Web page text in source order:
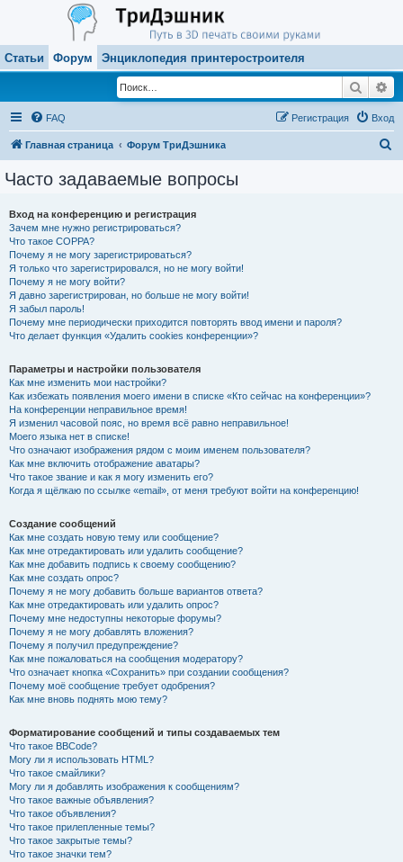
Статьи Форум Энциклопедия принтеростроителя
Поиск
FAQ Вход
Регистрация
Главная страница Форум ТриДэшника
Часто задаваемые вопросы
Вход на конференцию и регистрация
Зачем мне нужно регистрироваться?
Что такое COPPA?
Почему я не могу зарегистрироваться?
Я только что зарегистрировался, но не могу войти!
Почему я не могу войти?
Я давно зарегистрирован, но больше не могу войти!
Я забыл пароль!
Почему мне периодически приходится повторять ввод имени и пароля?
Что делает функция «Удалить cookies конференции»?
Параметры и настройки пользователя
Как мне изменить мои настройки?
Как избежать появления моего имени в списке «Кто сейчас на конференции»?
На конференции неправильное время!
Я изменил часовой пояс, но время всё равно неправильное!
Моего языка нет в списке!
Что означают изображения рядом с моим именем пользователя?
Как мне включить отображение аватары?
Что такое звание и как я могу изменить его?
Когда я щёлкаю по ссылке «email», от меня требуют войти на конференцию!
Создание сообщений
Как мне создать новую тему или сообщение?
Как мне отредактировать или удалить сообщение?
Как мне добавить подпись к своему сообщению?
Как мне создать опрос?
Почему я не могу добавить больше вариантов ответа?
Как мне отредактировать или удалить опрос?
Почему мне недоступны некоторые форумы?
Почему я не могу добавлять вложения?
Почему я получил предупреждение?
Как мне пожаловаться на сообщения модератору?
Что означает кнопка «Сохранить» при создании сообщения?
Почему моё сообщение требует одобрения?
Как мне вновь поднять мою тему?
Форматирование сообщений и типы создаваемых тем
Что такое BBCode?
Могу ли я использовать HTML?
Что такое смайлики?
Могу ли я добавлять изображения к сообщениям?
Что такое важные объявления?
Что такое объявления?
Что такое прилепленные темы?
Что такое закрытые темы?
Что такое значки тем?